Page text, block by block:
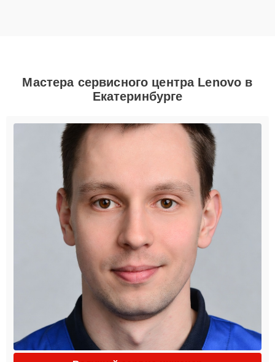
Мастера сервисного центра Lenovo в
Екатеринбурге